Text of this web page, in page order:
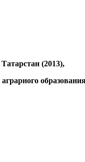
(2013),